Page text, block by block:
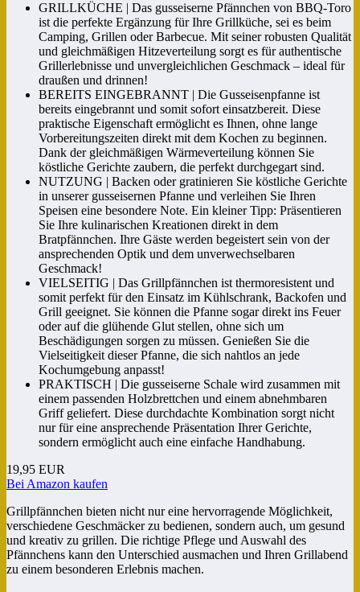
GRILLKÜCHE | Das gusseiserne Pfännchen von BBQ-Toro
ist die perfekte Ergänzung für Ihre Grillküche, sei es beim
Camping, Grillen oder Barbecue. Mit seiner robusten Qualität
und gleichmäßigen Hitzeverteilung sorgt es für authentische
Grillerlebnisse und unvergleichlichen Geschmack – ideal für
draußen und drinnen!
BEREITS EINGEBRANNT | Die Gusseisenpfanne ist
bereits eingebrannt und somit sofort einsatzbereit. Diese
praktische Eigenschaft ermöglicht es Ihnen, ohne lange
Vorbereitungszeiten direkt mit dem Kochen zu beginnen.
Dank der gleichmäßigen Wärmeverteilung können Sie
köstliche Gerichte zaubern, die perfekt durchgegart sind.
NUTZUNG | Backen oder gratinieren Sie köstliche Gerichte
in unserer gusseisernen Pfanne und verleihen Sie Ihren
Speisen eine besondere Note. Ein kleiner Tipp: Präsentieren
Sie Ihre kulinarischen Kreationen direkt in dem
Bratpfännchen. Ihre Gäste werden begeistert sein von der
ansprechenden Optik und dem unverwechselbaren
Geschmack!
VIELSEITIG | Das Grillpfännchen ist thermoresistent und
somit perfekt für den Einsatz im Kühlschrank, Backofen und
Grill geeignet. Sie können die Pfanne sogar direkt ins Feuer
oder auf die glühende Glut stellen, ohne sich um
Beschädigungen sorgen zu müssen. Genießen Sie die
Vielseitigkeit dieser Pfanne, die sich nahtlos an jede
Kochumgebung anpasst!
PRAKTISCH | Die gusseiserne Schale wird zusammen mit
einem passenden Holzbrettchen und einem abnehmbaren
Griff geliefert. Diese durchdachte Kombination sorgt nicht
nur für eine ansprechende Präsentation Ihrer Gerichte,
sondern ermöglicht auch eine einfache Handhabung.
19,95 EUR
Bei Amazon kaufen
Grillpfännchen bieten nicht nur eine hervorragende Möglichkeit,
verschiedene Geschmäcker zu bedienen, sondern auch, um gesund
und kreativ zu grillen. Die richtige Pflege und Auswahl des
Pfännchens kann den Unterschied ausmachen und Ihren Grillabend
zu einem besonderen Erlebnis machen.